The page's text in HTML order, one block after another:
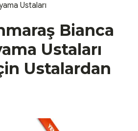
Ustaları
Bianca
Ustaları
Ustalardan